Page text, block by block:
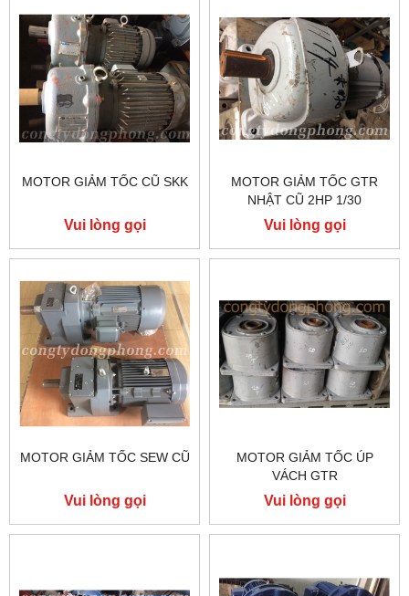
MOTOR GIẢM TỐC CŨ SKK
Vui lòng gọi
MOTOR GIẢM TỐC GTR
NHẬT CŨ 2HP 1/30
Vui lòng gọi
MOTOR GIẢM TỐC SEW CŨ
Vui lòng gọi
MOTOR GIẢM TỐC ÚP
VÁCH GTR
Vui lòng gọi